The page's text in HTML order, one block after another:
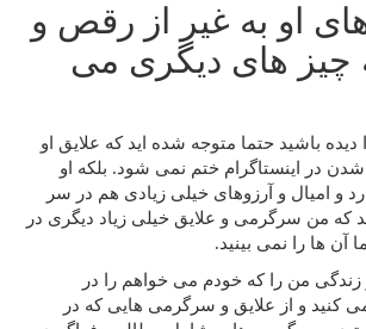
او به غیر از رقص و
چیز های دیگری می
دیده باشید حتما متوجه شده اید که علایق او
در اینستاگرام ختم نمی شود. بلکه او
و امیال و آرزوهای خیلی زیادی هم در سر
که من سرگرمی و علایق خیلی زیاد دیگری در
آن ها را نمی بینید.
من را که خودم می خواهم را در
کنید و از علایق و سرگرمی هایی که در